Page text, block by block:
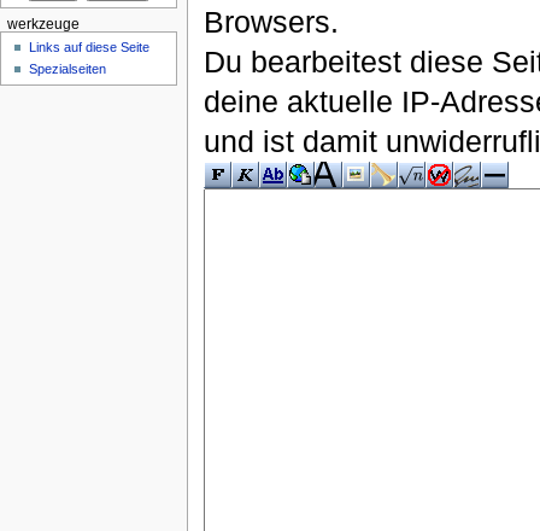
Browsers.
Du bearbeitest diese
deine aktuelle IP-
und ist damit
werkzeuge
Links auf diese Seite
Spezialseiten